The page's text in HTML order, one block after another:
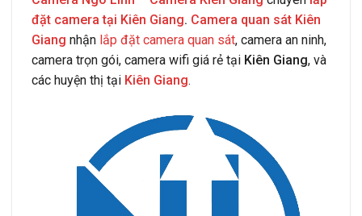
đặt camera tại Kiên Giang. Camera quan sát Kiên
Giang nhận lắp đặt camera quan sát, camera an ninh,
camera trọn gói, camera wifi giá rẻ tại Kiên Giang, và
các huyện thị tại Kiên Giang.